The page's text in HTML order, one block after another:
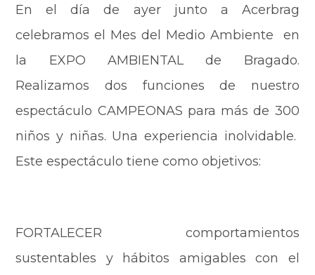
En el día de ayer junto a Acerbrag
celebramos el Mes del Medio Ambiente en
la EXPO AMBIENTAL de Bragado.
Realizamos dos funciones de nuestro
espectáculo CAMPEONAS para más de 300
niños y niñas. Una experiencia inolvidable.
Este espectáculo tiene como objetivos:
FORTALECER comportamientos
sustentables y hábitos amigables con el